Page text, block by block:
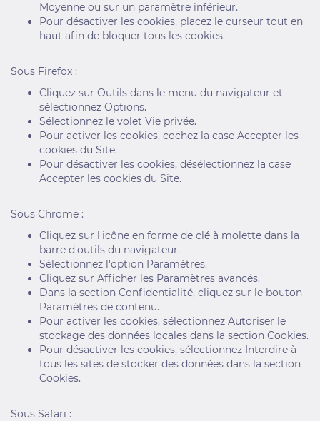
Moyenne ou sur un paramètre inférieur.
Pour désactiver les cookies, placez le curseur tout en
haut afin de bloquer tous les cookies.
Sous Firefox :
Cliquez sur Outils dans le menu du navigateur et
sélectionnez Options.
Sélectionnez le volet Vie privée.
Pour activer les cookies, cochez la case Accepter les
cookies du Site.
Pour désactiver les cookies, désélectionnez la case
Accepter les cookies du Site.
Sous Chrome :
Cliquez sur l'icône en forme de clé à molette dans la
barre d'outils du navigateur.
Sélectionnez l'option Paramètres.
Cliquez sur Afficher les Paramètres avancés.
Dans la section Confidentialité, cliquez sur le bouton
Paramètres de contenu.
Pour activer les cookies, sélectionnez Autoriser le
stockage des données locales dans la section Cookies.
Pour désactiver les cookies, sélectionnez Interdire à
tous les sites de stocker des données dans la section
Cookies.
Sous Safari :